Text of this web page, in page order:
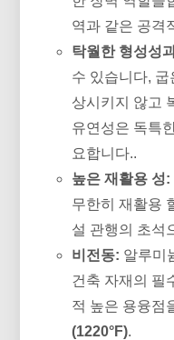
역과 같은 공격
탁월한 형성성
수 있습니다,
상시키지 않고
유연성은 독특
요합니다..
높은 재활용 성:
무한히 재활용
설 관행의 초석
비전동: 알루미
건축 자재의 필
적 높은 용융점
(1220°F).